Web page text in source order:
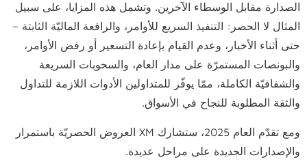
الصدارة مقابل الوسطاء الآخرين. وتشمل هذه المزايا، على سبيل
المثال لا الحصر: التنفيذ السريع للأوامر، والرافعة الماليّة الثابتة –
حتى أثناء الأخبار، وعدم القيام بإعادة التسعير أو رفض الأوامر،
والبونصات المستمرّة على مدار العام، والسحوبات السريعة
والشفافيّة الكاملة، ممّا يوفّر للمتداولين الأدوات اللازمة للتداول
والثقة المطلوبة للنجاح في الأسواق.
ومع تقدّم العام 2025، ستشارك XM العروض الحصريّة باستمرار
والإصدارات الجديدة على مراحل عديدة.